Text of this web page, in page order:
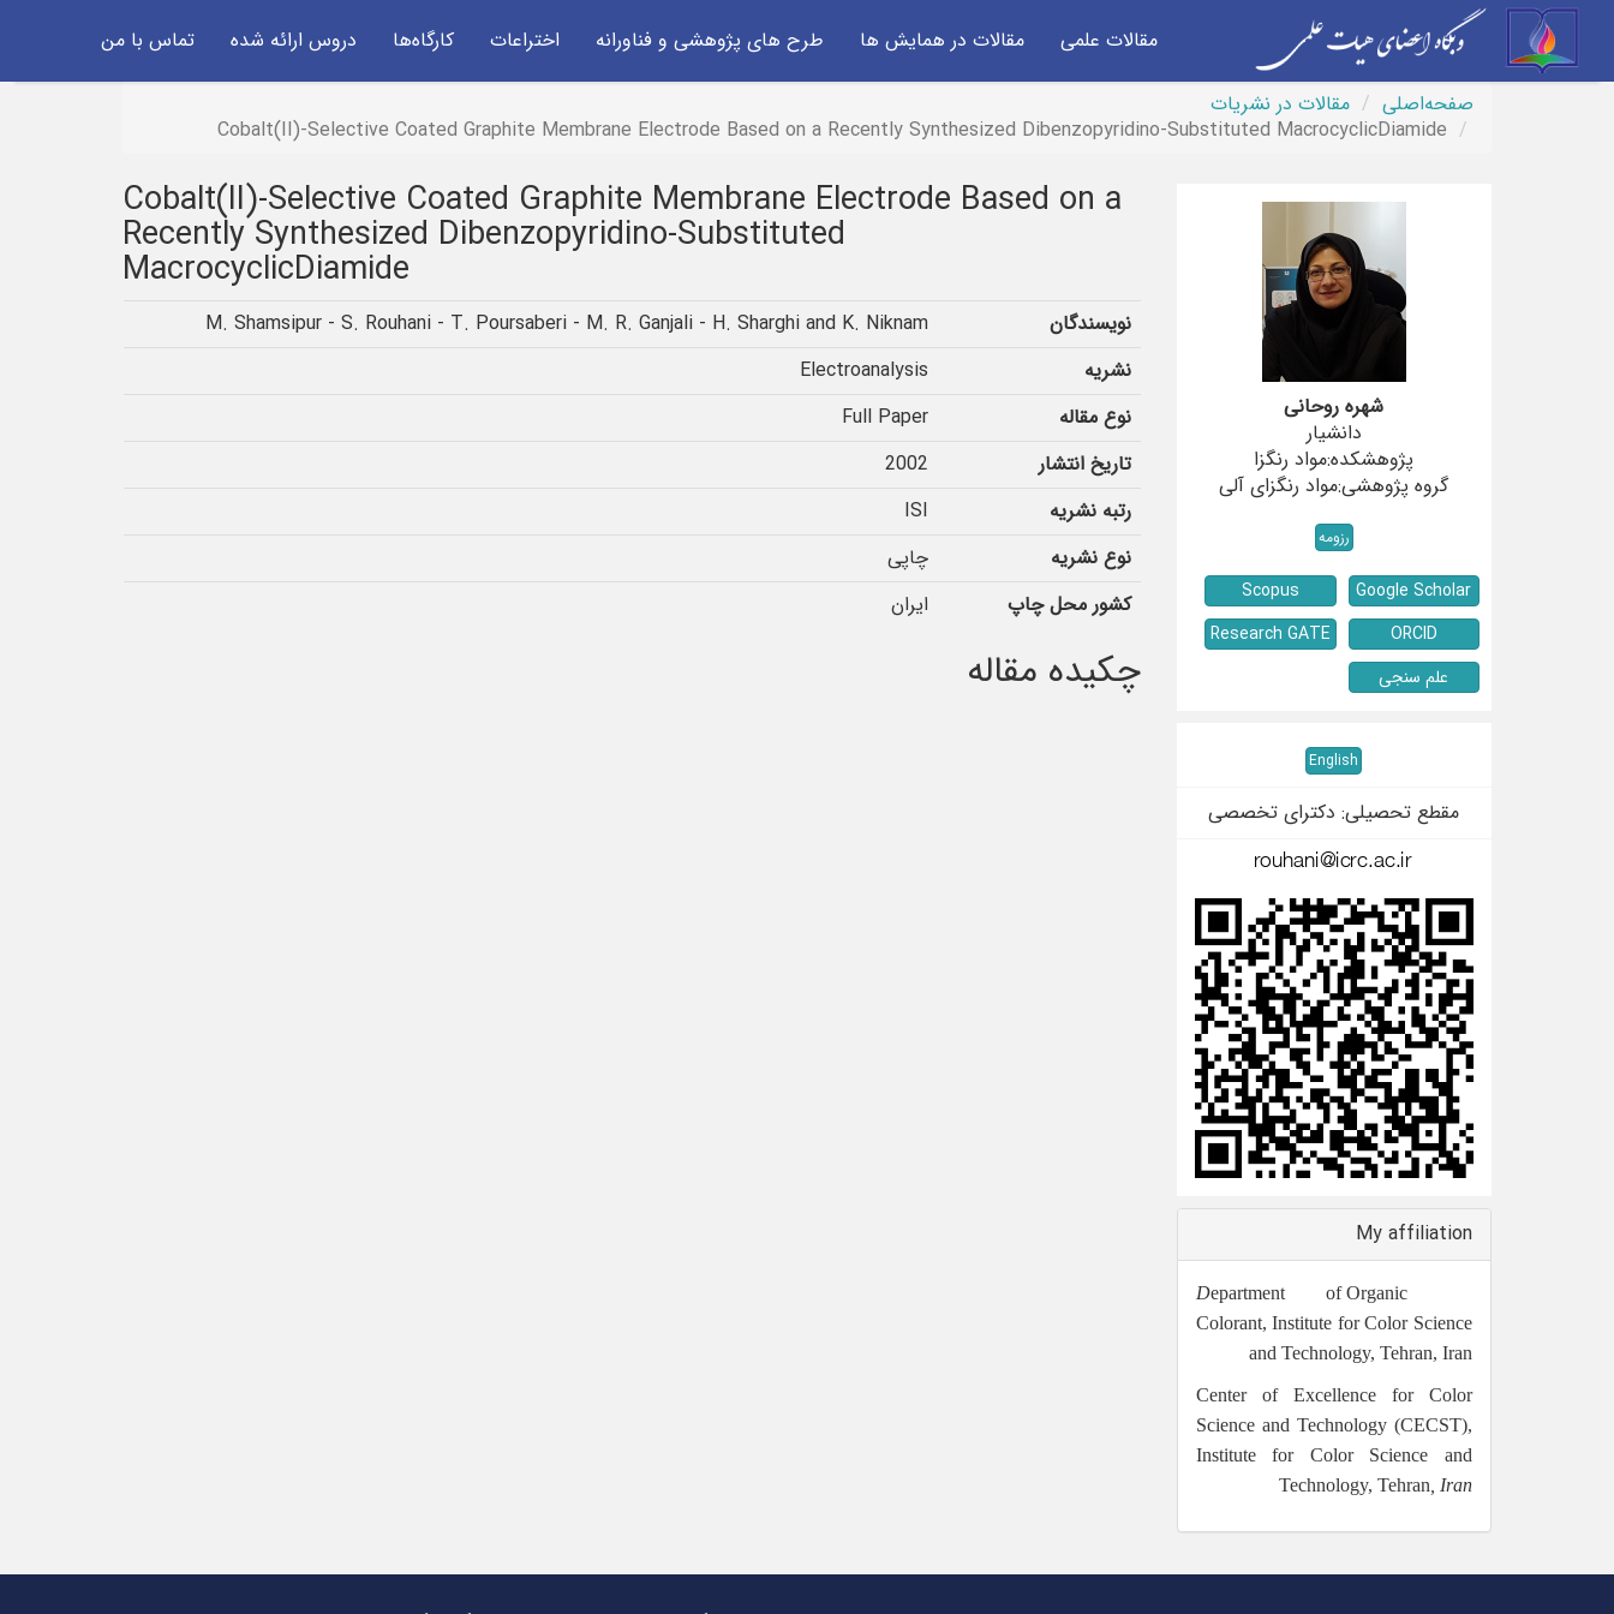
مقالات علمی مقالات در همایش ها طرح های پژوهشی و فناورانه اختراعات کارگاه‌ها دروس ارائه شده تماس با من
صفحه‌اصلی
مقالات در نشریات
Cobalt(II)-Selective Coated Graphite Membrane Electrode Based on a Recently Synthesized Dibenzopyridino-Substituted MacrocyclicDiamide
شهره روحانی
دانشیار
پژوهشکده:مواد رنگزا
گروه پژوهشی:مواد رنگزای آلی
رزومه
Google Scholar
Scopus
ORCID
Research GATE
علم سنجی
English
مقطع تحصیلی: دکترای تخصصی
My affiliation
epartment of Organic
Colorant, Institute for Color Science
and Technology, Tehran, Iran
Center of Excellence for Color
Science and Technology (CECST),
Institute for Color Science and
Technology, Tehran , Iran
Cobalt(II)-Selective Coated Graphite Membrane Electrode Based on a
Recently Synthesized Dibenzopyridino-Substituted
MacrocyclicDiamide
نویسندگان
M. Shamsipur - S. Rouhani - T. Poursaberi - M. R. Ganjali - H. Sharghi and K. Niknam
نشریه
Electroanalysis
نوع مقاله
Full Paper
تاریخ انتشار
2002
رتبه نشریه
ISI
نوع نشریه
چاپی
کشور محل چاپ
ایران
چکیده مقاله